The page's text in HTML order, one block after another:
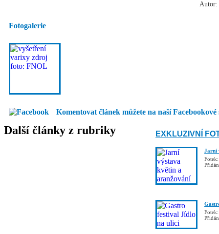
Autor:
Fotogalerie
Komentovat článek můžete na naší Facebookové
Další články z rubriky EXKLUZIVNÍ
Jarní